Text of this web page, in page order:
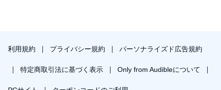
利用規約 プライバシー規約 パーソナライズド広告規約
特定商取引法に基づく表示 Only from Audibleについて